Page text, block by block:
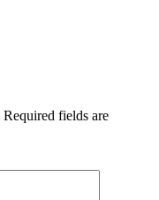
Required fields are